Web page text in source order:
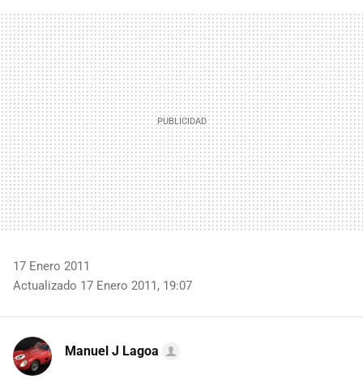
MAIL
17 Enero 2011
Actualizado 17 Enero 2011, 19:07
Manuel J Lagoa